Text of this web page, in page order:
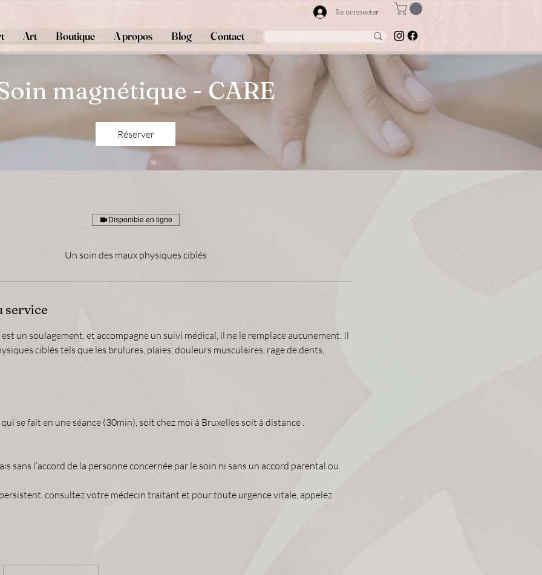
Art Boutique A propos Blog Contact
Se connecter
magnétique - CARE
Réserver
Disponible en ligne
Un soin des maux physiques ciblés
service
un soulagement, et accompagne un suivi médical, il ne le remplace aucunement. Il
ciblés tels que les brulures, plaies, douleurs musculaires, rage de dents,
se fait en une séance (30min), soit chez moi à Bruxelles soit à distance .
sans l’accord de la personne concernée par le soin ni sans un accord parental ou
consultez votre médecin traitant et pour toute urgence vitale, appelez